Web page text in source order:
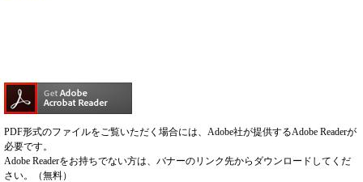
PDF形式のファイルをご覧いただく場合には、Adobe社が提供するAdobe Readerが
必要です。
Adobe Readerをお持ちでない方は、バナーのリンク先からダウンロードしてくだ
さい。（無料）